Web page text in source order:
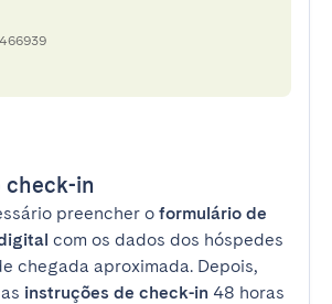
check-in
preencher o formulário de
com os dados dos hóspedes
chegada aproximada. Depois,
instruções de check-in 48 horas